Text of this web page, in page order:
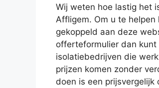
Wij weten hoe lastig het
Affligem. Om u te
gekoppeld aan deze
offerteformulier dan
isolatiebedrijven die
prijzen komen zonder
doen is een